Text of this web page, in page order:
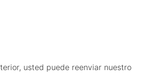
usted puede reenviar nuestro